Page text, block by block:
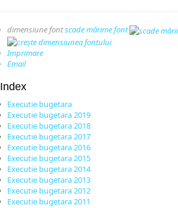
dimensiune fontscade mărime font
Imprimare
Email
Index
Executie bugetara
Executie bugetara 2019
Executie bugetara 2018
Executie bugetara 2017
Executie bugetara 2016
Executie bugetara 2015
Executie bugetara 2014
Executie bugetara 2013
Executie bugetara 2012
Executie bugetara 2011